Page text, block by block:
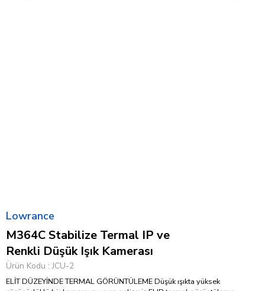
Lowrance
M364C Stabilize Termal IP ve
Renkli Düşük Işık Kamerası
Ürün Kodu JCU-2
ELİT DÜZEYİNDE TERMAL GÖRÜNTÜLEME Düşük ışıkta yüksek